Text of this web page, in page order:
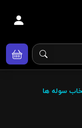
سوله ها